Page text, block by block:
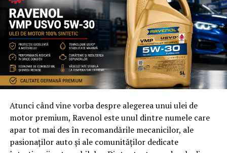
Atunci când vine vorba despre alegerea unui ulei de
motor premium, Ravenol este unul dintre numele care
apar tot mai des în recomandările mecanicilor, ale
pasionaților auto și ale comunităților dedicate